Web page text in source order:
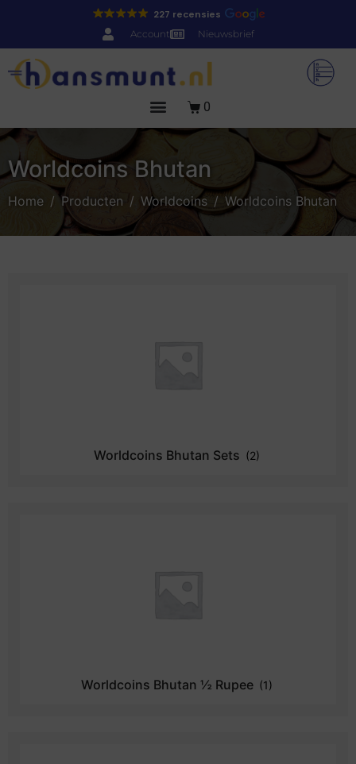
227 recensies
Account Nieuwsbrief
0
Worldcoins Bhutan
Home Producten Worldcoins Worldcoins Bhutan
Worldcoins Bhutan Sets (2)
Worldcoins Bhutan ½ Rupee (1)